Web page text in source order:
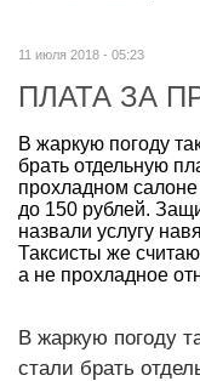
11 июля 2018 - 05:23
ПЛАТА ЗА
В жаркую погоду
брать отдельную
прохладном
до 150 рублей.
назвали услугу
Таксисты же
а не прохладное
В жаркую погоду
стали брать